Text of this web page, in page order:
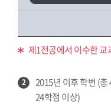
제1전공에서 이수한
2
2015년 이후 학번 (
24학점 이상)